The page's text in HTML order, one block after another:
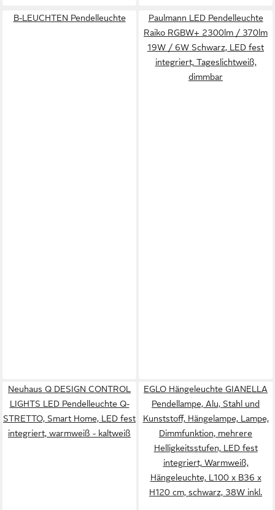
B-LEUCHTEN Pendelleuchte
Paulmann LED Pendelleuchte
Raiko RGBW+ 2300lm / 370lm
19W / 6W Schwarz, LED fest
integriert, Tageslichtweiß,
dimmbar
Neuhaus Q DESIGN CONTROL
LIGHTS LED Pendelleuchte Q-
STRETTO, Smart Home, LED fest
integriert, warmweiß - kaltweiß
EGLO Hängeleuchte GIANELLA
Pendellampe, Alu, Stahl und
Kunststoff, Hängelampe, Lampe,
Dimmfunktion, mehrere
Helligkeitsstufen, LED fest
integriert, Warmweiß,
Hängeleuchte, L100 x B36 x
H120 cm, schwarz, 38W inkl.